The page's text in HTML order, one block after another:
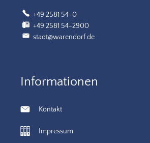
+49 2581 54-0
+49 2581 54-2900
stadt@warendorf.de
Informationen
Kontakt
Impressum